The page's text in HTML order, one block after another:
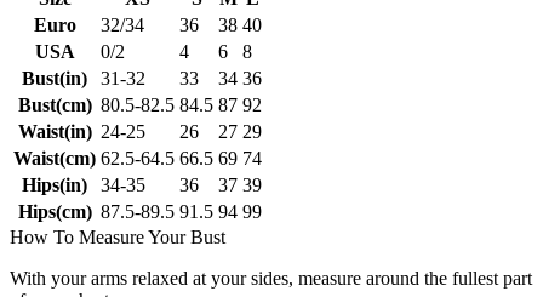
Euro
32/34 36 38 40
USA
0/2 4 6
8
Bust(in)
31-32 33 34 36
Bust(cm) 80.5-82.5 84.5 87 92
Waist(in) 24-25 26 27 29
Waist(cm) 62.5-64.5 66.5 69 74
Hips(in)
34-35 36 37 39
Hips(cm) 87.5-89.5 91.5 94 99
How To Measure Your Bust
With your arms relaxed at your sides, measure around the fullest part